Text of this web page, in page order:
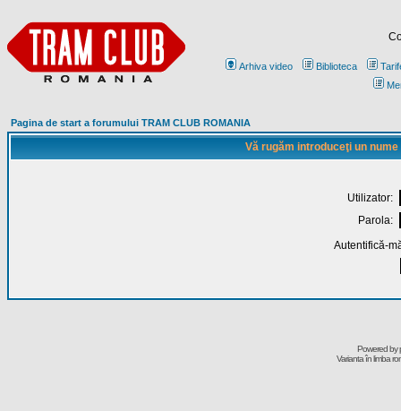
Arhiva video Biblioteca
Pagina de start a forumului TRAM CLUB ROMANIA
Vă rugăm introduceţi un
Utilizator:
Parola:
Autentifică-
Powered by
Varianta în limba